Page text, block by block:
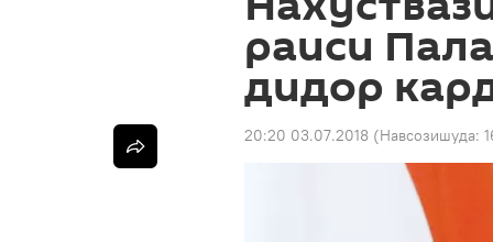
раиси
дидор
20:20 03.07.2018 (Навсозишуда: